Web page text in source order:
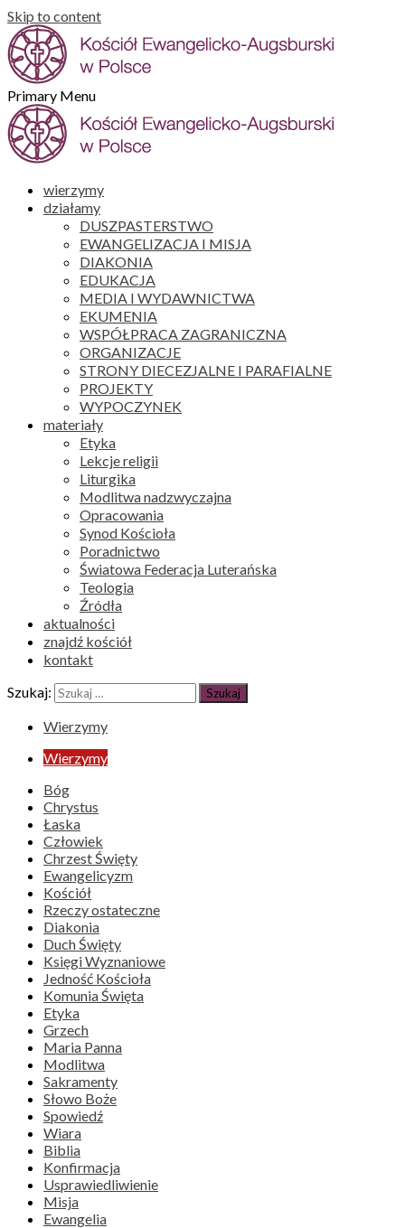
Skip to content
Primary Menu
wierzymy
działamy
DUSZPASTERSTWO
EWANGELIZACJA I MISJA
DIAKONIA
EDUKACJA
MEDIA I WYDAWNICTWA
EKUMENIA
WSPÓŁPRACA ZAGRANICZNA
ORGANIZACJE
STRONY DIECEZJALNE I PARAFIALNE
PROJEKTY
WYPOCZYNEK
materiały
Etyka
Lekcje religii
Liturgika
Modlitwa nadzwyczajna
Opracowania
Synod Kościoła
Poradnictwo
Światowa Federacja Luterańska
Teologia
Źródła
aktualności
znajdź kościół
kontakt
Szukaj:
Wierzymy
Wierzymy
Bóg
Chrystus
Łaska
Człowiek
Chrzest Święty
Ewangelicyzm
Kościół
Rzeczy ostateczne
Diakonia
Duch Święty
Księgi Wyznaniowe
Jedność Kościoła
Komunia Święta
Etyka
Grzech
Maria Panna
Modlitwa
Sakramenty
Słowo Boże
Spowiedź
Wiara
Biblia
Konfirmacja
Usprawiedliwienie
Misja
Ewangelia